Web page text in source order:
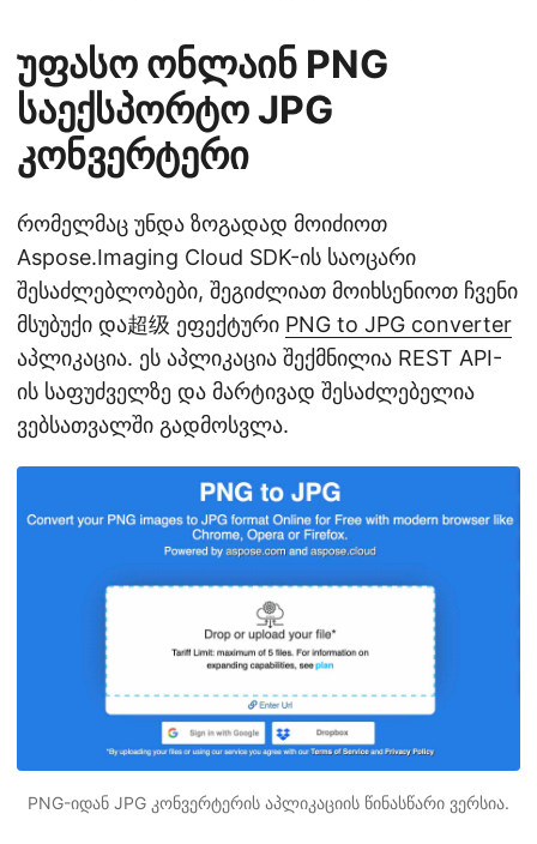
უფასო ონლაინ PNG
საექსპორტო JPG
კონვერტერი
რომელმაც უნდა ზოგადად მოიძიოთ
Aspose.Imaging Cloud SDK-ის საოცარი
შესაძლებლობები, შეგიძლიათ მოიხსენიოთ ჩვენი
მსუბუქი და超级 ეფექტური PNG to JPG converter
აპლიკაცია. ეს აპლიკაცია შექმნილია REST API-
ის საფუძველზე და მარტივად შესაძლებელია
ვებსათვალში გადმოსვლა.
PNG-იდან JPG კონვერტერის აპლიკაციის წინასწარი ვერსია.